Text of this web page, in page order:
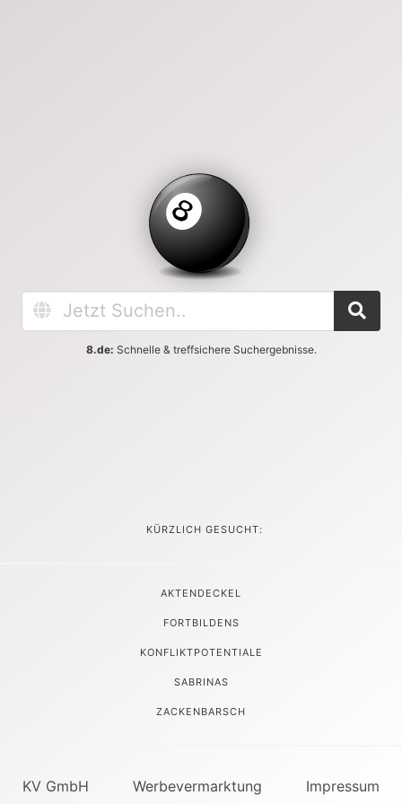
8.de: Schnelle & treffsichere Suchergebnisse.
KÜRZLICH GESUCHT:
AKTENDECKEL
FORTBILDENS
KONFLIKTPOTENTIALE
SABRINAS
ZACKENBARSCH
KV GmbH Werbevermarktung Impressum